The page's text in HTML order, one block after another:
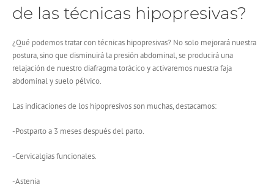
de las técnicas hipopresivas?
¿Qué podemos tratar con técnicas hipopresivas? No solo mejorará nuestra
postura, sino que disminuirá la presión abdominal, se producirá una
relajación de nuestro diafragma torácico y activaremos nuestra faja
abdominal y suelo pélvico.
Las indicaciones de los hipopresivos son muchas, destacamos:
-Postparto a 3 meses después del parto.
-Cervicalgias funcionales.
-Astenia